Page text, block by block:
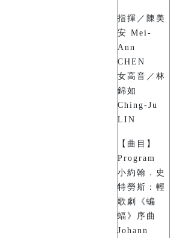
指揮／陳美
安 Mei-
Ann
CHEN
女高音／林
錦如
Ching-Ju
LIN
【曲目】
Program
小約翰．史
特勞斯：輕
歌劇《蝙
蝠》序曲
Johann